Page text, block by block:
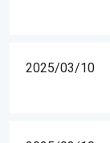
2025/03/10